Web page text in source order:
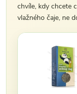
chvíle, kdy chcete
vlažného čaje, ne